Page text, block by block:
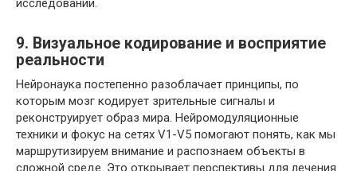
исследований.
9. Визуальное кодирование и восприятие
реальности
Нейронаука постепенно разоблачает принципы, по
которым мозг кодирует зрительные сигналы и
реконструирует образ мира. Нейромодуляционные
техники и фокус на сетях V1-V5 помогают понять, как мы
маршрутизируем внимание и распознаем объекты в
сложной среде. Это открывает перспективы для лечения